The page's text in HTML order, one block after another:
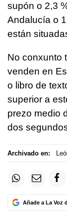
supón o 2,3
Andalucía o
están
No conxunto
venden en
o libro de
superior a
prezo medio
dos
Archivado en:
Añade a La Voz